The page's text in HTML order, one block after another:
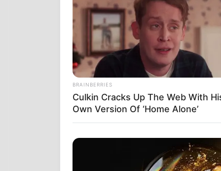
ΟΛΟΙ ΣΑΣ
ΕΙΝΑΙ
ΠΟΥ
ΕΡΓΑΣΙΕΣ
ΑΥΤΟ ΠΟΥ
ΦΑΝΤΑΣΤΕΙ
BRAINBERRIES
Culkin Cracks Up The Web With
Own Version Of ‘Home Alone’